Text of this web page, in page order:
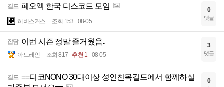
길드 페오엑 한국 디스코드 모임
히비스커스 조회 153 08-05
0
댓글
잡담 이번 시즌 정말 즐거웠음..
아드레인 조회 817 추천 1 08-05
3
댓글
길드 ==디코NONO 30대이상 성인친목길드에서 함께하실
0